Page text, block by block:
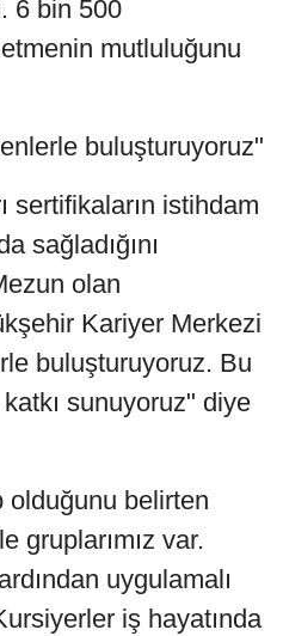
6 bin 500
mutluluğunu
buluşturuyoruz"
sertifikaların istihdam
sağladığını
olan
Kariyer Merkezi
buluşturuyoruz. Bu
sunuyoruz" diye
olduğunu belirten
gruplarımız var.
uygulamalı
iş hayatında